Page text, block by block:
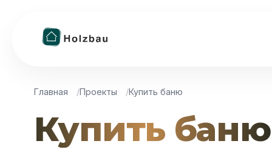
Главная Проекты Купить баню
Купить баню